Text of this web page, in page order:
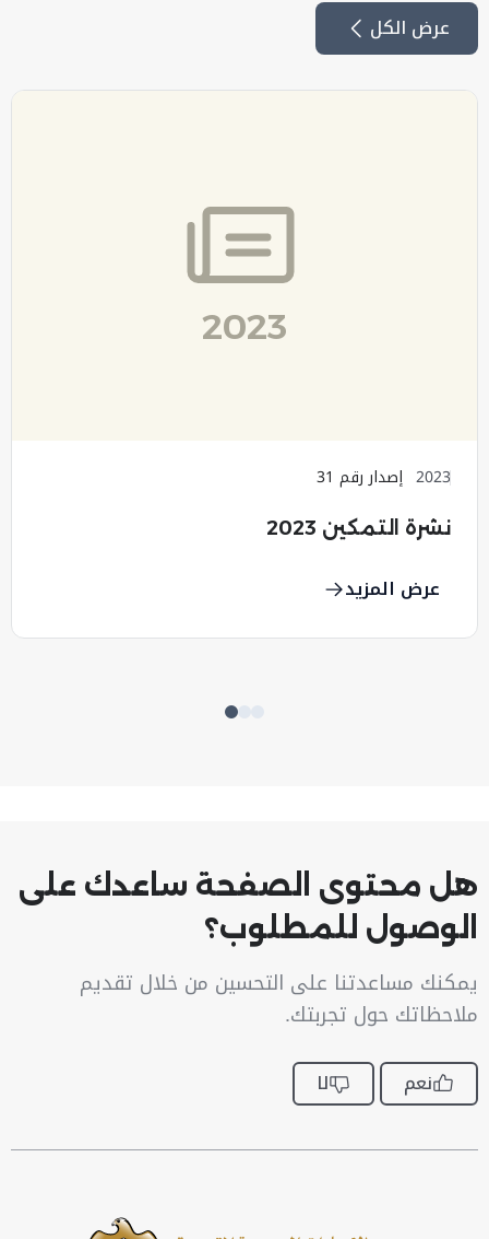
عرض الكل
2023
2023 إصدار رقم 31
نشرة التمكين 2023
عرض المزيد
هل محتوى الصفحة ساعدك على
الوصول للمطلوب؟
يمكنك مساعدتنا على التحسين من خلال تقديم
ملاحظاتك حول تجربتك.
نعم لا